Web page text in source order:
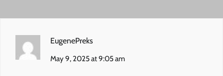
EugenePreks
May 9, 2025 at 9:05 am